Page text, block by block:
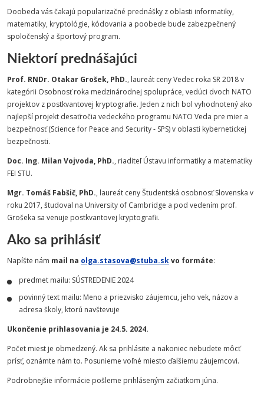
Doobeda vás čakajú popularizačné prednášky z oblasti informatiky,
matematiky, kryptológie, kódovania a poobede bude zabezpečnený
spoločenský a športový program.
Niektorí prednášajúci
Prof. RNDr. Otakar Grošek, PhD., laureát ceny Vedec roka SR 2018 v
kategórii Osobnosť roka medzinárodnej spolupráce, vedúci dvoch NATO
projektov z postkvantovej kryptografie. Jeden z nich bol vyhodnotený ako
najlepší projekt desaťročia vedeckého programu NATO Veda pre mier a
bezpečnosť (Science for Peace and Security - SPS) v oblasti kybernetickej
bezpečnosti.
Doc. Ing. Milan Vojvoda, PhD., riaditeľ Ústavu informatiky a matematiky
FEI STU.
Mgr. Tomáš Fabšič, PhD., laureát ceny Študentská osobnosť Slovenska v
roku 2017, študoval na University of Cambridge a pod vedením prof.
Grošeka sa venuje postkvantovej kryptografii.
Ako sa prihlásiť
Napíšte nám mail na olga.stasova@stuba.skvo formáte:
predmet mailu: SÚSTREDENIE 2024
povinný text mailu: Meno a priezvisko záujemcu, jeho vek, názov a
adresa školy, ktorú navštevuje
Ukončenie prihlasovania je 24.5. 2024.
Počet miest je obmedzený. Ak sa prihlásite a nakoniec nebudete môcť
prísť, oznámte nám to. Posunieme voľné miesto ďalšiemu záujemcovi.
Podrobnejšie informácie pošleme prihláseným začiatkom júna.